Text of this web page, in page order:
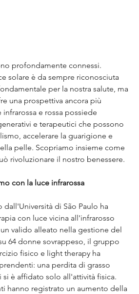
profondamente connessi.
solare è da sempre riconosciuta
per la nostra salute, ma
una prospettiva ancora più
e rossa possiede
e terapeutici che possono
accelerare la guarigione e
pelle. Scopriamo insieme come
rivoluzionare il nostro benessere.
con la luce infrarossa
di São Paulo ha
con luce vicina all'infrarosso
un valido alleato nella gestione del
64 donne sovrappeso, il gruppo
fisico e light therapy ha
una perdita di grasso
è affidato solo all'attività fisica.
hanno registrato un aumento della